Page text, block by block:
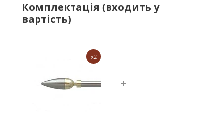
Комплектація (входить у
вартість)
x2